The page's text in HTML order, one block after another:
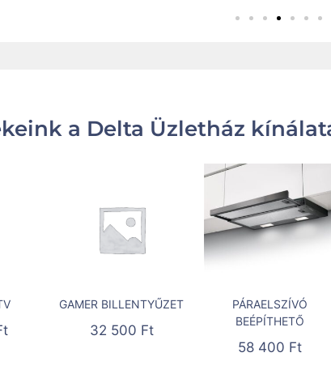
a Delta Üzletház
GAMER BILLENTYŰZET
32 500 Ft
PÁRAELSZÍVÓ
BEÉPÍTHETŐ
58 400 Ft